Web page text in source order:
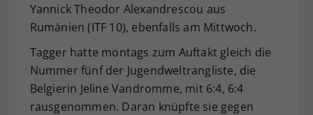
Yannick Theodor Alexandrescou aus
Rumänien (ITF 10), ebenfalls am Mittwoch.
Tagger hatte montags zum Auftakt gleich die
Nummer fünf der Jugendweltrangliste, die
Belgierin Jeline Vandromme, mit 6:4, 6:4
rausgenommen. Daran knüpfte sie gegen